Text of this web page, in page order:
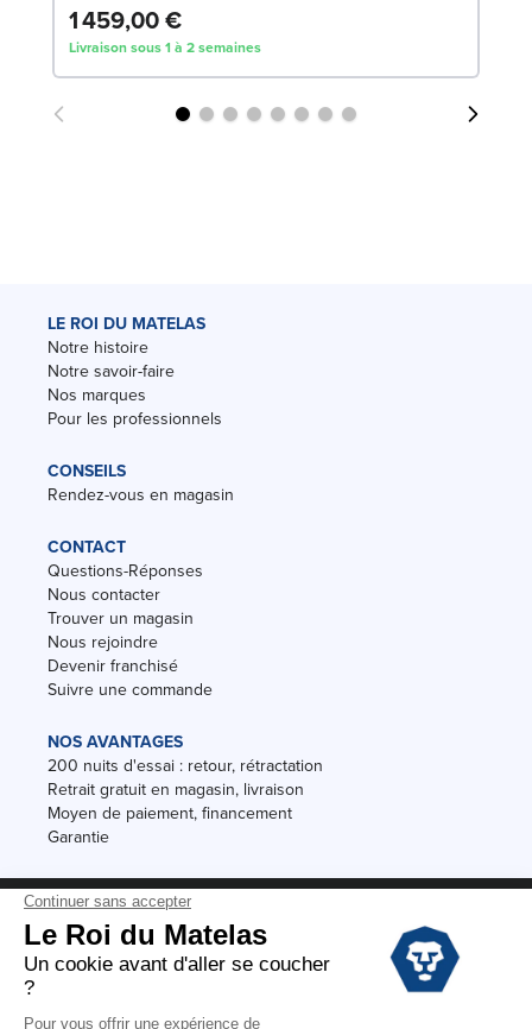
1 459,00 €
Livraison sous 1 à 2 semaines
LE ROI DU MATELAS
Notre histoire
Notre savoir-faire
Nos marques
Pour les professionnels
CONSEILS
Rendez-vous en magasin
CONTACT
Questions-Réponses
Nous contacter
Trouver un magasin
Nous rejoindre
Devenir franchisé
Suivre une commande
NOS AVANTAGES
200 nuits d'essai : retour, rétractation
Retrait gratuit en magasin, livraison
Moyen de paiement, financement
Garantie
Conditions des offres
Black Friday
Destockage